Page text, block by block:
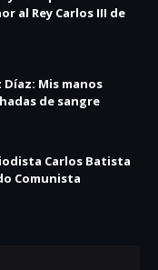
al Rey Carlos III de
Díaz: Mis manos
de sangre
Carlos Batista
Comunista